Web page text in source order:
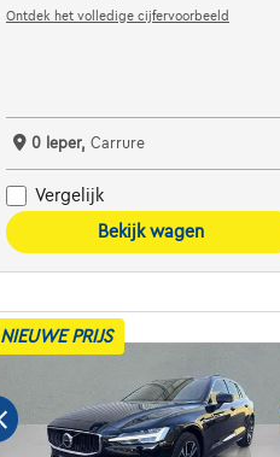
Ontdek het volledige cijfervoorbeeld
0 Ieper,Carrure
Vergelijk
Bekijk wagen
NIEUWE PRIJS